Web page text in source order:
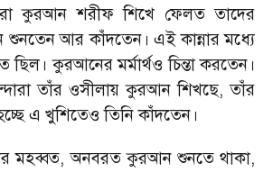
কুরআন শরীফ শিখে ফেলত তাদের
আর কাঁদতেন। এই কান্নার মধ্যে
কুরআনের মর্মার্থও চিন্তা করতেন।
তাঁর ওসীলায় কুরআন শিখছে,তাঁর
এ খুশিতেও তিনি কাঁদতেন।
মহব্বত,অনবরত কুরআন শুনতে থাকা,